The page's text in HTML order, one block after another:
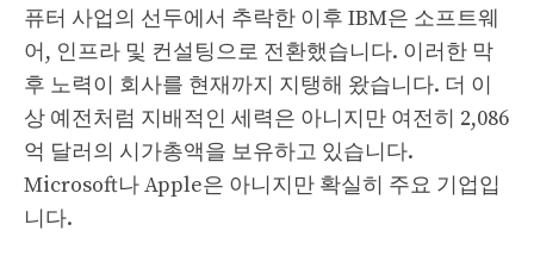
퓨터 사업의 선두에서 추락한 이후 IBM은 소프트웨
어, 인프라 및 컨설팅으로 전환했습니다. 이러한 막
후 노력이 회사를 현재까지 지탱해 왔습니다. 더 이
상 예전처럼 지배적인 세력은 아니지만 여전히 2,086
억 달러의 시가총액을 보유하고 있습니다.
Microsoft나 Apple은 아니지만 확실히 주요 기업입
니다.